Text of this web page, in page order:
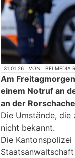
31.01.26 VON BELMEDIA
Am
einem Notruf an
an der
Die Umstände,
nicht bekannt.
Die